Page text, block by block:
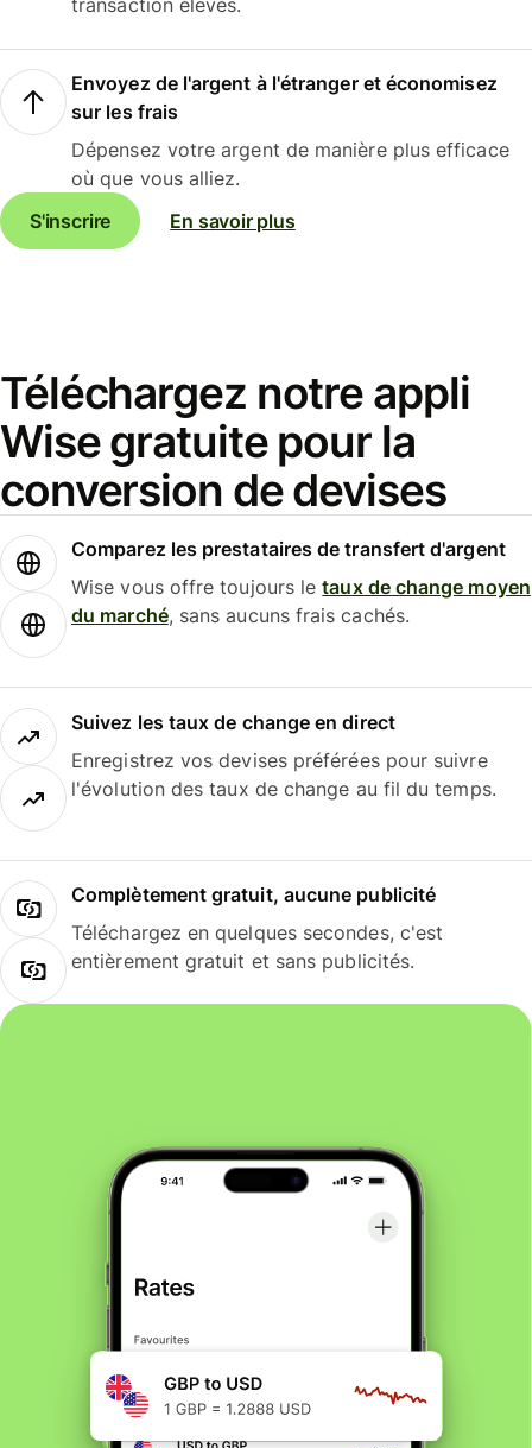
transaction élevés.
Envoyez de l'argent à l'étranger et économisez
sur les frais
Dépensez votre argent de manière plus efficace
où que vous alliez.
S'inscrire
En savoir plus
Téléchargez notre appli
Wise gratuite pour la
conversion de devises
Comparez les prestataires de transfert d'argent
Wise vous offre toujours letaux de change moyen
du marché, sans aucuns frais cachés.
Suivez les taux de change en direct
Enregistrez vos devises préférées pour suivre
l'évolution des taux de change au fil du temps.
Complètement gratuit, aucune publicité
Téléchargez en quelques secondes, c'est
entièrement gratuit et sans publicités.